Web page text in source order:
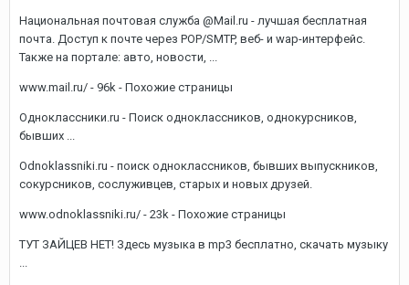
Национальная почтовая служба @Mail.ru - лучшая бесплатная
почта. Доступ к почте через POP/SMTP, веб- и wap-интерфейс.
Также на портале: авто, новости, ...
www.mail.ru/ - 96k - Похожие страницы
Одноклассники.ru - Поиск одноклассников, однокурсников,
бывших ...
Odnoklassniki.ru - поиск одноклассников, бывших выпускников,
сокурсников, сослуживцев, старых и новых друзей.
www.odnoklassniki.ru/ - 23k - Похожие страницы
ТУТ ЗАЙЦЕВ НЕТ! Здесь музыка в mp3 бесплатно, скачать музыку
...